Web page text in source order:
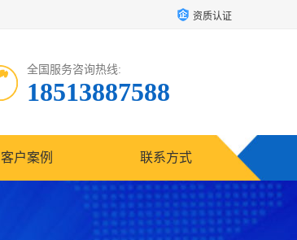
资质认证
全国服务咨询热线:
18513887588
客户案例 联系方式